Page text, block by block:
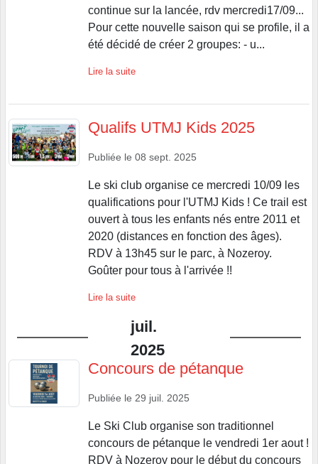
continue sur la lancée, rdv mercredi17/09...
Pour cette nouvelle saison qui se profile, il a
été décidé de créer 2 groupes: - u...
Lire la suite
Qualifs UTMJ Kids 2025
Publiée le 08 sept. 2025
Le ski club organise ce mercredi 10/09 les
qualifications pour l'UTMJ Kids ! Ce trail est
ouvert à tous les enfants nés entre 2011 et
2020 (distances en fonction des âges).
RDV à 13h45 sur le parc, à Nozeroy.
Goûter pour tous à l'arrivée !!
Lire la suite
juil.
2025
Concours de pétanque
Publiée le 29 juil. 2025
Le Ski Club organise son traditionnel
concours de pétanque le vendredi 1er aout !
RDV à Nozeroy pour le début du concours